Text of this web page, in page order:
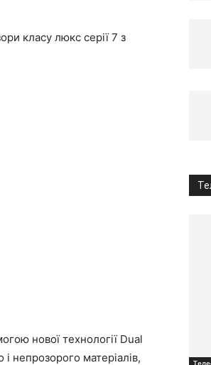
класу люкс серії 7 з
нової технології Dual
непрозорого матеріалів,